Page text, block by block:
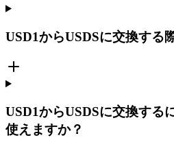
USD1からUSDSに交換する
USD1からUSDSに交換する
使えますか？